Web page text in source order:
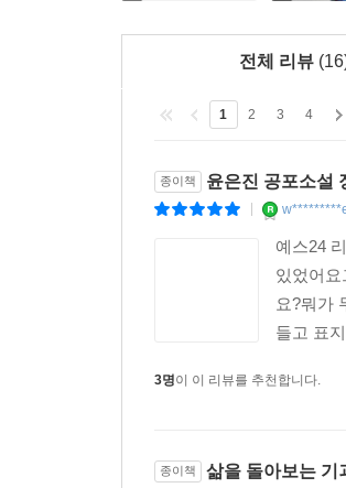
지만 다리가 굳은 사람처럼 꼼
---「마지막 · 다시, 그 마을」중
성규는 자신이 무엇을 묻는
던 방향으로 뛰쳐나갔다. 서
화면 속의 소름 끼치는 장승
---「마지막 · 다시, 그 마을」중에서
전체 리뷰
1 2 3 4
종이책 윤은진 공포소설
예스24
있었어
요?뭐가
들고 표
3명이 이 리뷰를 추천합니다.
종이책 삶을 돌아보는 기